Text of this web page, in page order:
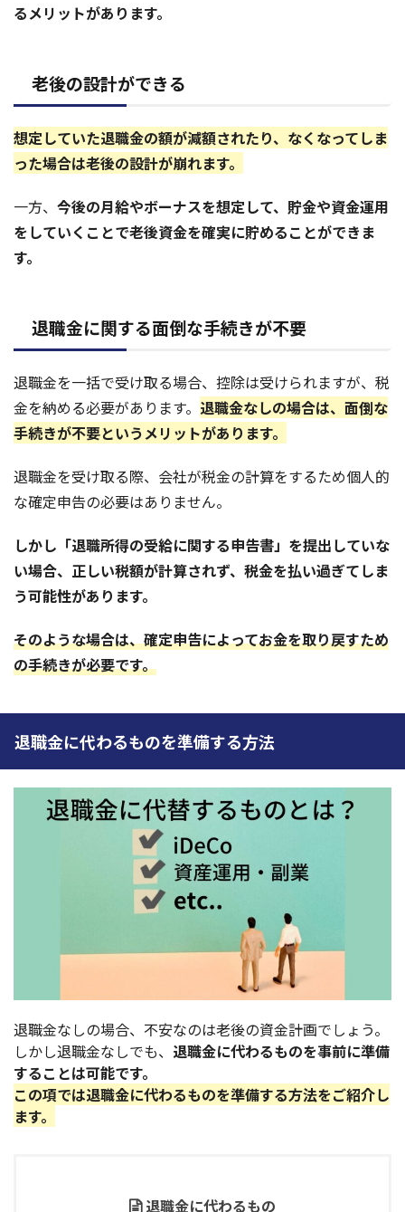
るメリットがあります。
老後の設計ができる
想定していた退職金の額が減額されたり、なくなってしま
った場合は老後の設計が崩れます。
一方、 今後の月給やボーナスを想定して、貯金や資金運用
をしていくことで老後資金を確実に貯めることができま
す。
退職金に関する面倒な手続きが不要
退職金を一括で受け取る場合、控除は受けられますが、税
金を納める必要があります。 退職金なしの場合は、面倒な
手続きが不要というメリットがあります。
退職金を受け取る際、会社が税金の計算をするため個人的
な確定申告の必要はありません。
しかし「退職所得の受給に関する申告書」を提出していな
い場合、正しい税額が計算されず、税金を払い過ぎてしま
う可能性があります。
そのような場合は、確定申告によってお金を取り戻すため
の手続きが必要です。
退職金に代わるものを準備する方法
退職金なしの場合、不安なのは老後の資金計画でしょう。
しかし退職金なしでも、 退職金に代わるものを事前に準備
することは可能です。
この項では退職金に代わるものを準備する方法をご紹介し
ます。
退職金に代わるもの